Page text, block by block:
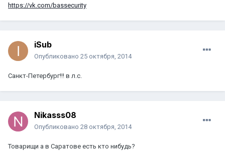
https://vk.com/bassecurity
iSub
Опубликовано 25 октября, 2014
Санкт-Петербург!!! в л.с.
Nikasss08
Опубликовано 28 октября, 2014
Товарищи а в Саратове есть кто нибудь?